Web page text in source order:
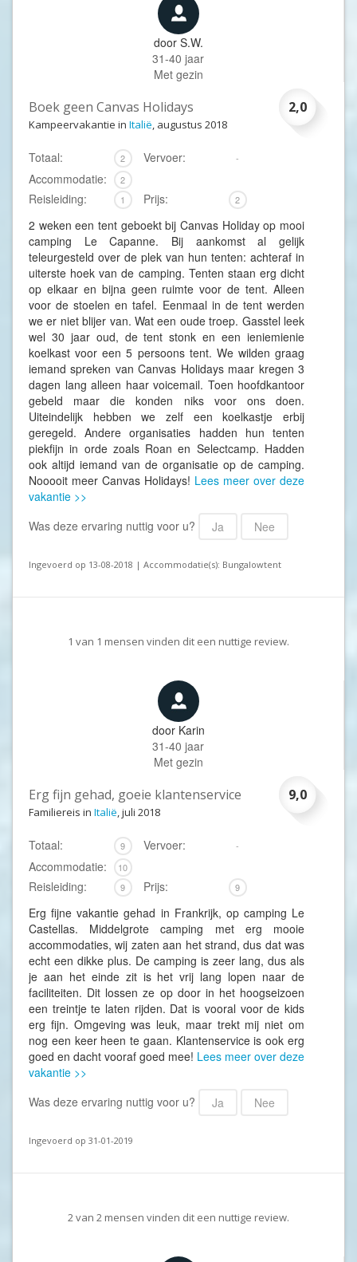
door S.W.
31-40 jaar
Met gezin
2,0
Boek geen Canvas Holidays
Kampeervakantie in Italië, augustus 2018
Totaal: 2 Vervoer: -
Accommodatie: 2
Reisleiding: 1 Prijs: 2
2 weken een tent geboekt bij Canvas Holiday op mooi
camping Le Capanne. Bij aankomst al gelijk
teleurgesteld over de plek van hun tenten: achteraf in
uiterste hoek van de camping. Tenten staan erg dicht
op elkaar en bijna geen ruimte voor de tent. Alleen
voor de stoelen en tafel. Eenmaal in de tent werden
we er niet blijer van. Wat een oude troep. Gasstel leek
wel 30 jaar oud, de tent stonk en een ieniemienie
koelkast voor een 5 persoons tent. We wilden graag
iemand spreken van Canvas Holidays maar kregen 3
dagen lang alleen haar voicemail. Toen hoofdkantoor
gebeld maar die konden niks voor ons doen.
Uiteindelijk hebben we zelf een koelkastje erbij
geregeld. Andere organisaties hadden hun tenten
piekfijn in orde zoals Roan en Selectcamp. Hadden
ook altijd iemand van de organisatie op de camping.
Nooooit meer Canvas Holidays! Lees meer over deze
vakantie >>
Was deze ervaring nuttig voor u?
Ja Nee
Ingevoerd op 13-08-2018 | Accommodatie(s): Bungalowtent
1 van 1 mensen vinden dit een nuttige review.
door Karin
31-40 jaar
Met gezin
9,0
Erg fijn gehad, goeie klantenservice
Familiereis in Italië, juli 2018
Totaal: 9 Vervoer: -
Accommodatie: 10
Reisleiding: 9 Prijs: 9
Erg fijne vakantie gehad in Frankrijk, op camping Le
Castellas. Middelgrote camping met erg mooie
accommodaties, wij zaten aan het strand, dus dat was
echt een dikke plus. De camping is zeer lang, dus als
je aan het einde zit is het vrij lang lopen naar de
faciliteiten. Dit lossen ze op door in het hoogseizoen
een treintje te laten rijden. Dat is vooral voor de kids
erg fijn. Omgeving was leuk, maar trekt mij niet om
nog een keer heen te gaan. Klantenservice is ook erg
goed en dacht vooraf goed mee! Lees meer over deze
vakantie >>
Was deze ervaring nuttig voor u?
Ja Nee
Ingevoerd op 31-01-2019
2van 2 mensen vinden dit een nuttige review.